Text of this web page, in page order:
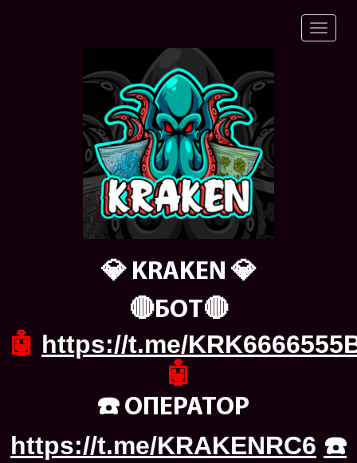
💎 KRAKEN 💎
🔴БОТ🔴
🤖 https://t.me/
🤖
☎️ ОПЕРАТОР
https://t.me/KRAKENRC6 ☎️